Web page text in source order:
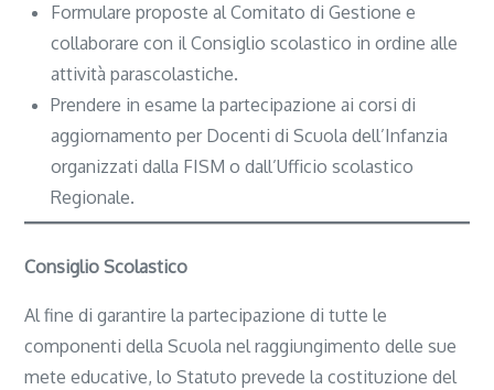
Formulare proposte al Comitato di Gestione e
collaborare con il Consiglio scolastico in ordine alle
attività parascolastiche.
Prendere in esame la partecipazione ai corsi di
aggiornamento per Docenti di Scuola dell’Infanzia
organizzati dalla FISM o dall’Ufficio scolastico
Regionale.
Consiglio Scolastico
Al fine di garantire la partecipazione di tutte le
componenti della Scuola nel raggiungimento delle sue
mete educative, lo Statuto prevede la costituzione del